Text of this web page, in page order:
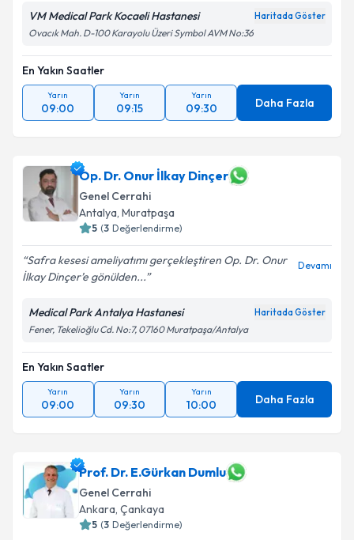
Metni 'ni okudum ve kişisel verilerimin belirtilen
kapsamda işlenmesini kabul ediyorum.
Takvim Talebini Gönder
VM Medical Park Kocaeli Hastanesi Haritada Göster
Ovacık Mah. D-100 Karayolu Üzeri Symbol AVM No:36
En Yakın Saatler
Yarın
09:00
Yarın
09:15
Yarın
09:30 Daha Fazla
Op. Dr. Onur İlkay Dinçer
Genel Cerrahi
Antalya, Muratpaşa
5 (3 Değerlendirme)
Safra kesesi ameliyatımı gerçekleştiren Op. Dr. Onur
İlkay Dinçer’e gönülden...
Devamı
Medical Park Antalya Hastanesi Haritada Göster
Fener, Tekelioğlu Cd. No:7, 07160 Muratpaşa/Antalya
En Yakın Saatler
Yarın
09:00
Yarın
09:30
Yarın
10:00 Daha Fazla
Prof. Dr. E.Gürkan Dumlu
Genel Cerrahi
Ankara, Çankaya
5 (3 Değerlendirme)